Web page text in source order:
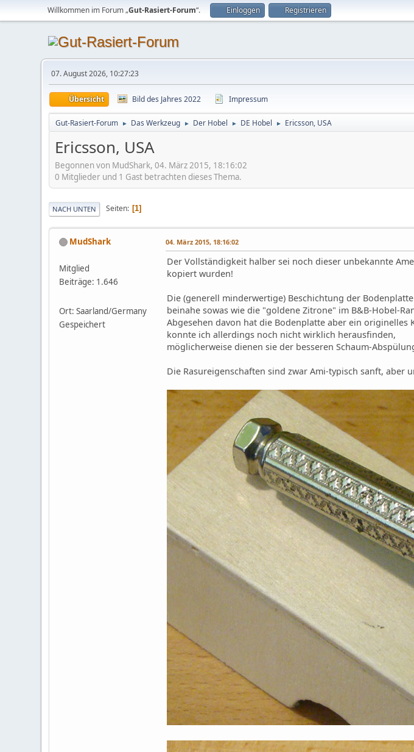
Willkommen im Forum „Gut-Rasiert-Forum“. Einloggen Registrieren
07. August 2026, 10:27:23
Übersicht Bild des Jahres 2022 Impressum
Gut-Rasiert-Forum ► Das Werkzeug ► Der Hobel ► DE Hobel ► Ericsson, USA
Ericsson, USA
Begonnen von MudShark, 04. März 2015, 18:16:02
0 Mitglieder und 1 Gast betrachten dieses Thema.
NACH UNTEN Seiten 1
MudShark
Mitglied
Beiträge: 1.646
Ort: Saarland/Germany
Gespeichert
04. März 2015, 18:16:02
Der Vollständigkeit halber sei noch dieser unbekannte
kopiert wurden!
Die (generell minderwertige) Beschichtung der
beinahe sowas wie die "goldene Zitrone" im B&B-Hobel-
Abgesehen davon hat die Bodenplatte aber ein
konnte ich allerdings noch nicht wirklich herausfinden,
möglicherweise dienen sie der besseren Schaum-
Die Rasureigenschaften sind zwar Ami-typisch sanft, aber